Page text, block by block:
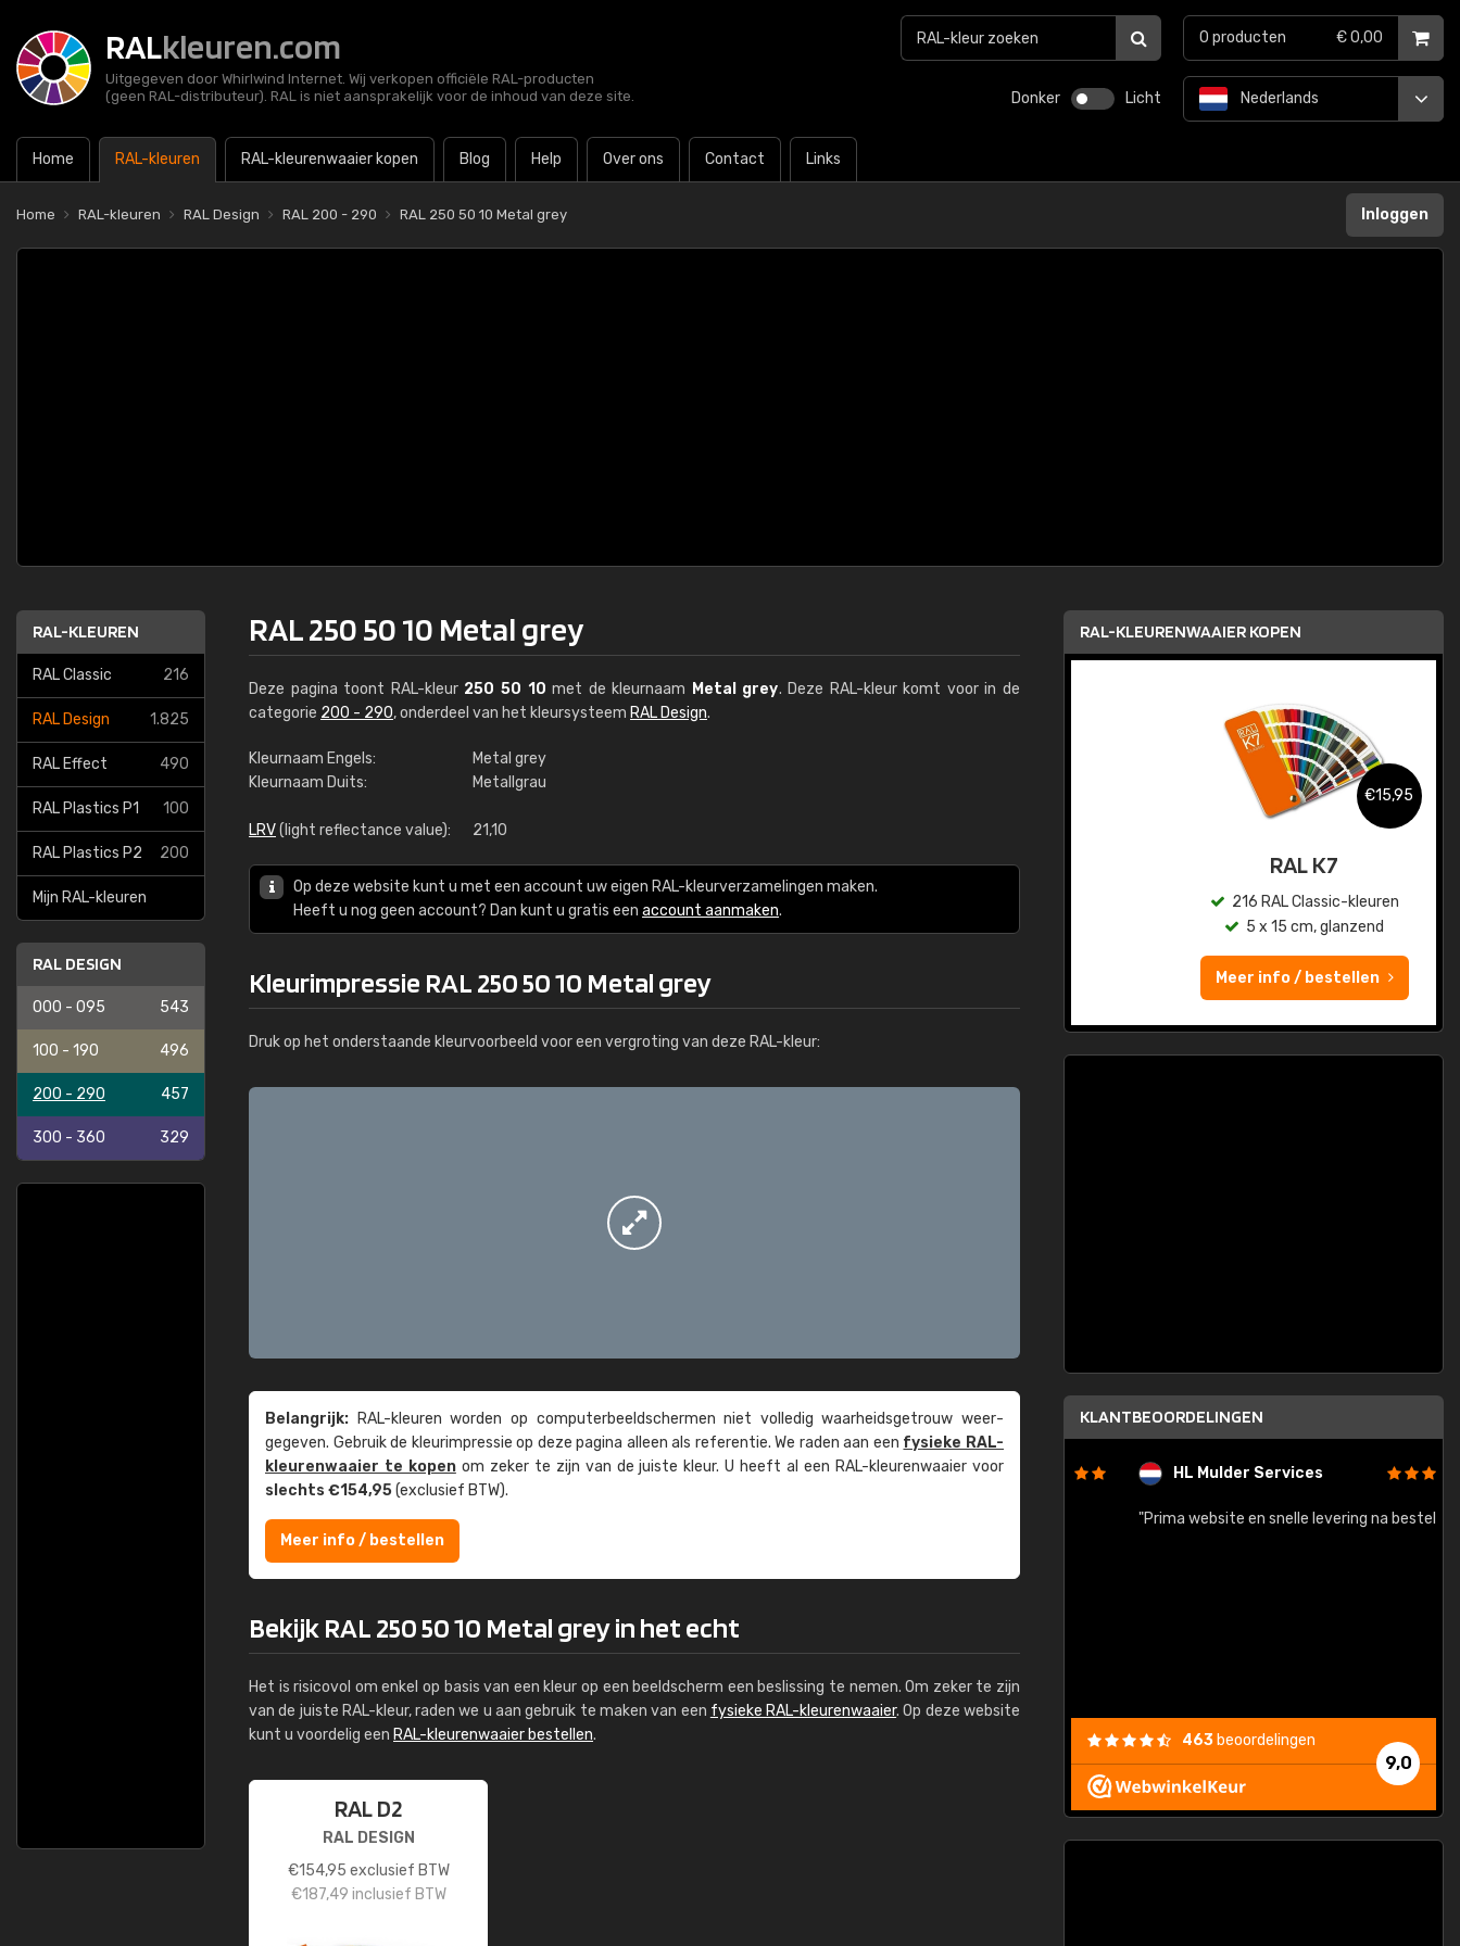
RALkleuren.com
Uitgegeven door Whirlwind Internet. Wij verkopen officiële RAL-producten
(geen RAL-distributeur). RAL is niet aansprakelijk voor de inhoud van deze site.
Donker Licht
Home RAL-kleuren RAL-kleurenwaaier kopen Blog Help Over ons Contact Links
Nederlands
0 producten € 0,00
Home RAL-kleuren RAL Design RAL 200 - 290 RAL 250 50 10 Metal grey Inloggen
RAL-KLEUREN
RAL Classic 216
RAL Design 1.825
RAL Effect 490
RAL Plastics P1 100
RAL Plastics P2 200
Mijn RAL-kleuren
RAL DESIGN
000 - 095 543
100 - 190 496
200 - 290 457
300 - 360 329
RAL 250 50 10 Metal grey
Deze pagina toont RAL-kleur 250 50 10 met de kleurnaam Metal grey. Deze RAL-kleur komt voor in de
categorie 200 - 290, onderdeel van het kleursysteem RAL Design.
Kleurnaam Engels:
Metal grey
Kleurnaam Duits:
Metallgrau
LRV(light reflectance value): 21,10
Op deze website kunt u met een account uw eigen RAL-kleurverzamelingen maken.
Heeft u nog geen account? Dan kunt u gratis een account aanmaken.
Kleurimpressie RAL 250 50 10 Metal grey
Druk op het onderstaande kleurvoorbeeld voor een vergroting van deze RAL-kleur:
Belangrijk: RAL-kleuren worden op computer­beeld­schermen niet volledig waarheids­­getrouw weer­
gegeven. Gebruik de kleur­impressie op deze pagina alleen als referentie. We raden aan een fysieke RAL-
kleuren­waaier te kopenom zeker te zijn van de juiste kleur. U heeft al een RAL-kleuren­waaier voor
slechts €154,95(exclusief BTW).
Meer info / bestellen
Bekijk RAL 250 50 10 Metal grey in het echt
Het is risicovol om enkel op basis van een kleur op een beeldscherm een beslissing te nemen. Om zeker te zijn
van de juiste RAL-kleur, raden we u aan gebruik te maken van een fysieke RAL-kleurenwaaier. Op deze website
kunt u voordelig een RAL-kleurenwaaier bestellen.
RAL D2
RAL DESIGN
€154,95 exclusief BTW
€187,49 inclusief BTW
RAL-KLEURENWAAIER KOPEN
RAL K7 op waterbasis
€15,95
RAL K7
216 RAL Classic-kleuren
5 x 15 cm, glanzend
Meer info / bestellen
KLANTBEOORDELINGEN
Kambier BV HL Mulder Services
"Prima website en snelle levering na bestelling"
9,0
463 beoordelingen